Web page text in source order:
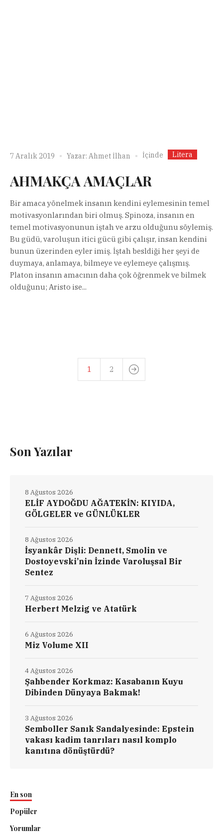
7 Aralık 2019 Yazar: Ahmet İlhan İçinde Litera
AHMAKÇA AMAÇLAR
Bir amaca yönelmek insanın kendini eylemesinin temel
motivasyonlarından biri olmuş. Spinoza, insanın en
temel motivasyonunun iştah ve arzu olduğunu söylemiş.
Bu güdü, varoluşun itici gücü gibi çalışır, insan kendini
bunun üzerinden eyler imiş. İştah besldiği her şeyi de
duymaya, anlamaya, bilmeye ve eylemeye çalışmış.
Platon insanın amacının daha çok öğrenmek ve bilmek
olduğunu; Aristo ise...
1 2
Son Yazılar
ELİF AYDOĞDU AĞATEKİN: KIYIDA,
GÖLGELER ve GÜNLÜKLER
8 Ağustos 2026
İsyankâr Dişli: Dennett, Smolin ve
Dostoyevski’nin İzinde Varoluşsal Bir
Sentez
8 Ağustos 2026
Herbert Melzig ve Atatürk
7 Ağustos 2026
Miz Volume XII
6 Ağustos 2026
Şahbender Korkmaz: Kasabanın Kuyu
Dibinden Dünyaya Bakmak!
4 Ağustos 2026
Semboller Sanık Sandalyesinde: Epstein
vakası kadim tanrıları nasıl komplo
kanıtına dönüştürdü?
3 Ağustos 2026
En son
Popüler
Yorumlar